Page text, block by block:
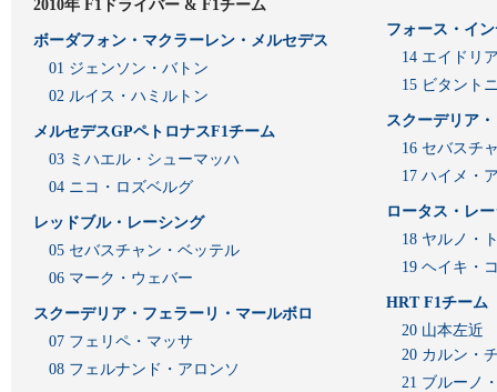
2010年 F1ドライバー & F1チーム
ボーダフォン・マクラーレン・メルセデス
01 ジェンソン・バトン
02 ルイス・ハミルトン
メルセデスGPペトロナスF1チーム
03 ミハエル・シューマッハ
04 ニコ・ロズベルグ
レッドブル・レーシング
05 セバスチャン・ベッテル
06 マーク・ウェバー
スクーデリア・フェラーリ・マールボロ
07 フェリペ・マッサ
08 フェルナンド・アロンソ
フォース・イ
14 エイドリ
15 ビタント
スクーデリア
16 セバスチ
17 ハイメ・
ロータス・レ
18 ヤルノ・
19 ヘイキ・
HRT F1チーム
20 山本左近
20 カルン・
21 ブルーノ